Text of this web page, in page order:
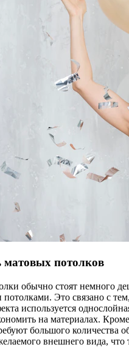
матовых потолков
обычно стоят немного
Это связано с
используется
на материалах.
большого количества
внешнего вида, что